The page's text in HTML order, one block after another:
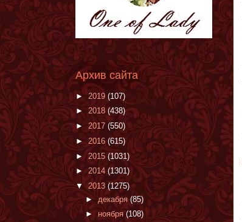
Архив сайта
►2019 (107)
► 2018 (438)
► 2017 (550)
► 2016(615)
► 2015 (1031)
► 2014 (1301)
▼2013 (1275)
► декабря(85)
► ноября(108)